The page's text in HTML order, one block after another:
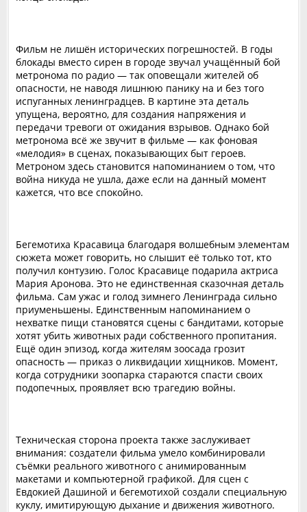
Фильм не лишён исторических погрешностей. В годы
блокады вместо сирен в городе звучал учащённый бой
метронома по радио — так оповещали жителей об
опасности, не наводя лишнюю панику на и без того
испуганных ленинградцев. В картине эта деталь
упущена, вероятно, для создания напряжения и
передачи тревоги от ожидания взрывов. Однако бой
метронома всё же звучит в фильме — как фоновая
«мелодия» в сценах, показывающих быт героев.
Метроном здесь становится напоминанием о том, что
война никуда не ушла, даже если на данный момент
кажется, что все спокойно.
Бегемотиха Красавица благодаря волшебным элементам
сюжета может говорить, но слышит её только тот, кто
получил контузию. Голос Красавице подарила актриса
Мария Аронова. Это не единственная сказочная деталь
фильма. Сам ужас и голод зимнего Ленинграда сильно
приуменьшены. Единственным напоминанием о
нехватке пищи становятся сцены с бандитами, которые
хотят убить животных ради собственного пропитания.
Ещё один эпизод, когда жителям зоосада грозит
опасность — приказ о ликвидации хищников. Момент,
когда сотрудники зоопарка стараются спасти своих
подопечных, проявляет всю трагедию войны.
Техническая сторона проекта также заслуживает
внимания: создатели фильма умело комбинировали
съёмки реального животного с анимированным
макетами и компьютерной графикой. Для сцен с
Евдокией Дашиной и бегемотихой создали специальную
куклу, имитирующую дыхание и движения животного.